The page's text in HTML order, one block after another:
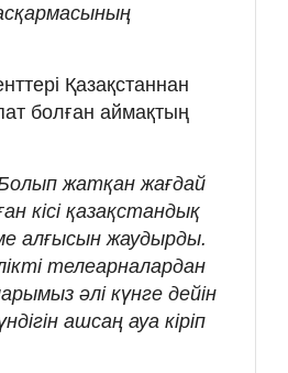
Қазақстаннан
болған аймақтың
жатқан жағдай
кісі қазақстандық
алғысын жаудырды.
телеарналардан
әлі күнге дейін
ашсаң ауа кіріп